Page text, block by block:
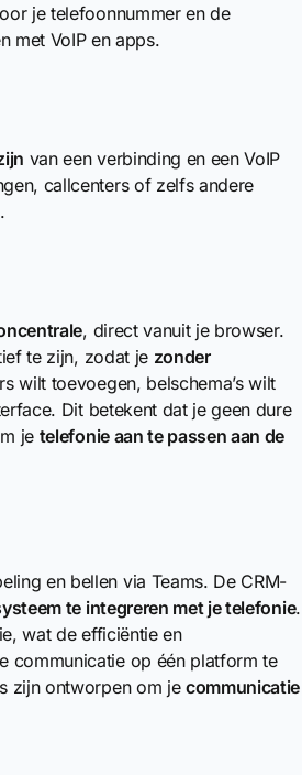
je telefoonnummer en de
met VoIP en apps.
van een verbinding en een VoIP
callcenters of zelfs andere
, direct vanuit je browser.
te zijn, zodat je zonder
wilt toevoegen, belschema’s wilt
Dit betekent dat je geen dure
je telefonie aan te passen aan de
en bellen via Teams. De CRM-
te integreren met je telefonie.
wat de efficiëntie en
communicatie op één platform te
zijn ontworpen om je communicatie